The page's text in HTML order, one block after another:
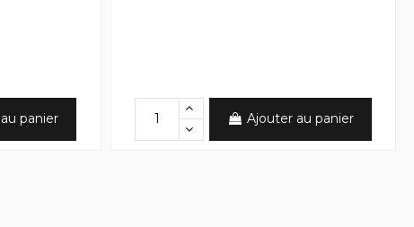
panier Ajouter au panier